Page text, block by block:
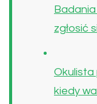
zgłosić
Okulista
kiedy